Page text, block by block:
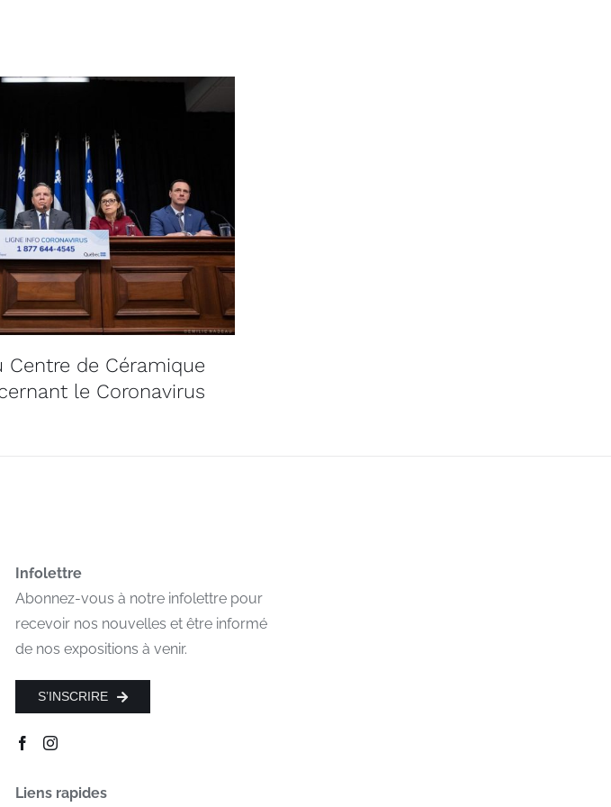
de Céramique
le Coronavirus
Infolettre
Abonnez-vous à notre infolettre pour
recevoir nos nouvelles et être informé
de nos expositions à venir.
S’INSCRIRE
Liens rapides